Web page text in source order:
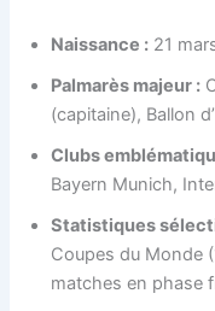
Naissance : 21
Palmarès majeur :
(capitaine), Ballon
Clubs
Bayern Munich,
Statistiques
Coupes du Monde
matches en phase